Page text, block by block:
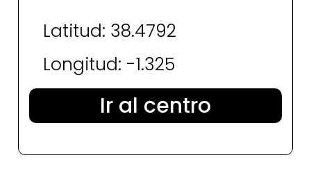
Latitud: 38.4792
Longitud: -1.325
Ir al centro